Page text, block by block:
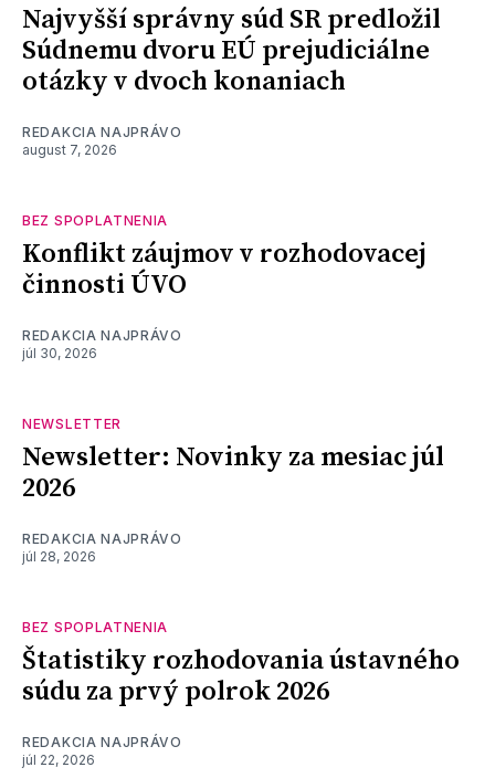
Najvyšší správny súd SR predložil
Súdnemu dvoru EÚ prejudiciálne
otázky v dvoch konaniach
REDAKCIA NAJPRÁVO
august 7, 2026
BEZ SPOPLATNENIA
Konflikt záujmov v rozhodovacej
činnosti ÚVO
REDAKCIA NAJPRÁVO
júl 30, 2026
NEWSLETTER
Newsletter: Novinky za mesiac júl
2026
REDAKCIA NAJPRÁVO
júl 28, 2026
BEZ SPOPLATNENIA
Štatistiky rozhodovania ústavného
súdu za prvý polrok 2026
REDAKCIA NAJPRÁVO
júl 22, 2026